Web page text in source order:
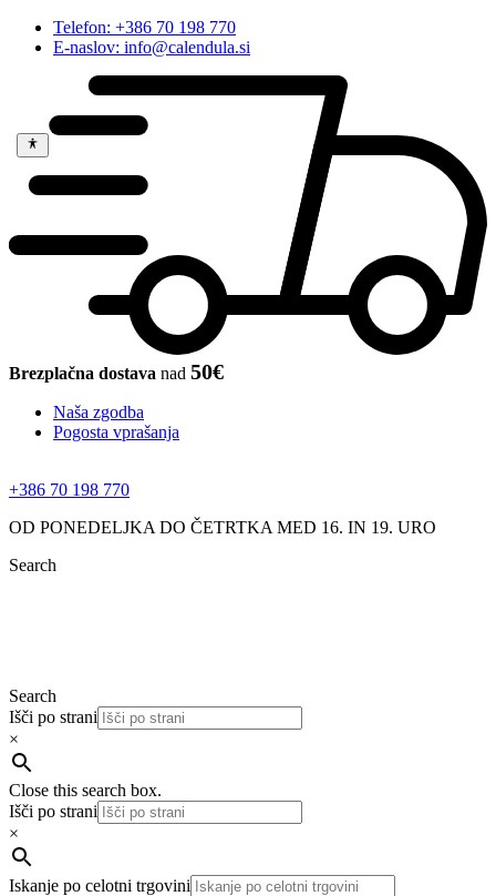
Telefon: +386 70 198 770
E-naslov: info@calendula.si
Brezplačna dostava nad 50€
Naša zgodba
Pogosta vprašanja
+386 70 198 770
OD PONEDELJKA DO ČETRTKA MED 16. IN 19. URO
Search
Search
Išči po strani
×
Close this search box.
Išči po strani
×
Iskanje po celotni trgovini